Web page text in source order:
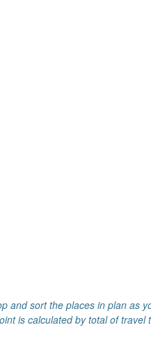
and sort the places in plan as
is calculated by total of travel